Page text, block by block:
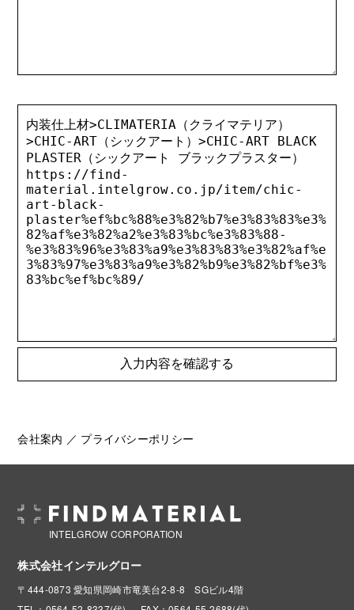
会社案内 ／ プライバシーポリシー
INTELGROW CORPORATION
株式会社インテルグロー
〒444-0873 愛知県岡崎市竜美台2-8-8 SGビル4階